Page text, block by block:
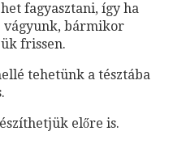
fagyasztani, így ha
vágyunk, bármikor
frissen.
tehetünk a tésztába
előre is.